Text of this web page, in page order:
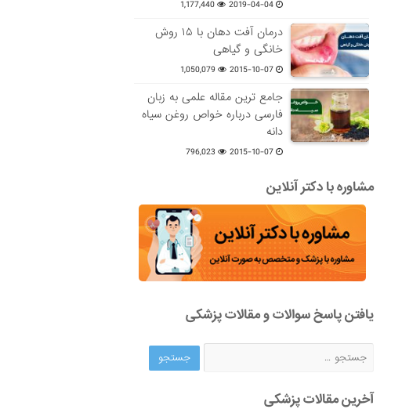
2019-04-04
1,177,440
درمان آفت دهان با ۱۵ روش
خانگی و گیاهی
2015-10-07
1,050,079
جامع ترین مقاله علمی به زبان
فارسی درباره خواص روغن سیاه
دانه
2015-10-07
796,023
مشاوره با دکتر آنلاین
یافتن پاسخ سوالات و مقالات پزشکی
آخرین مقالات پزشکی